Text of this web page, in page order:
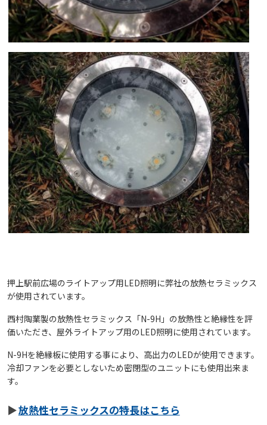
押上駅前広場のライトアップ用LED照明に弊社の放熱セラミックス
が使用されています。
西村陶業製の放熱性セラミックス「N-9H」の放熱性と絶縁性を評
価いただき、屋外ライトアップ用のLED照明に使用されています。
N-9Hを絶縁板に使用する事により、高出力のLEDが使用できます。
冷却ファンを必要としないため密閉型のユニットにも使用出来ま
す。
放熱性セラミックスの特長はこちら